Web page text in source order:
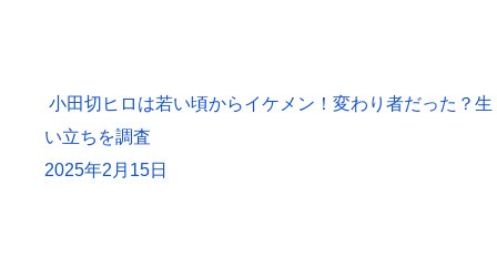
小田切ヒロは若い頃からイケメン！変わり者だった？生
い立ちを調査
2025年2月15日